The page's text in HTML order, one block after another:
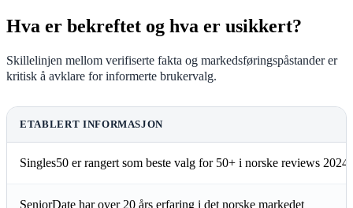
Hva er bekreftet og hva er usikkert?
Skillelinjen mellom verifiserte fakta og markedsføringspåstander er
kritisk å avklare for informerte brukervalg.
ETABLERT INFORMASJON
Singles50 er rangert som beste valg for 50+ i norske reviews 2024
SeniorDate har over 20 års erfaring i det norske markedet